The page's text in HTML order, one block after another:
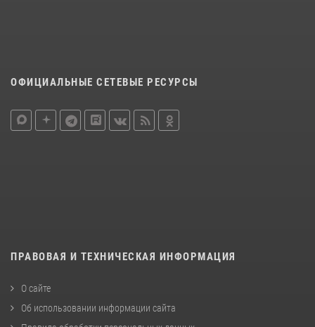
ОФИЦИАЛЬНЫЕ СЕТЕВЫЕ РЕСУРСЫ
ПРАВОВАЯ И ТЕХНИЧЕСКАЯ ИНФОРМАЦИЯ
О сайте
Об использовании информации сайта